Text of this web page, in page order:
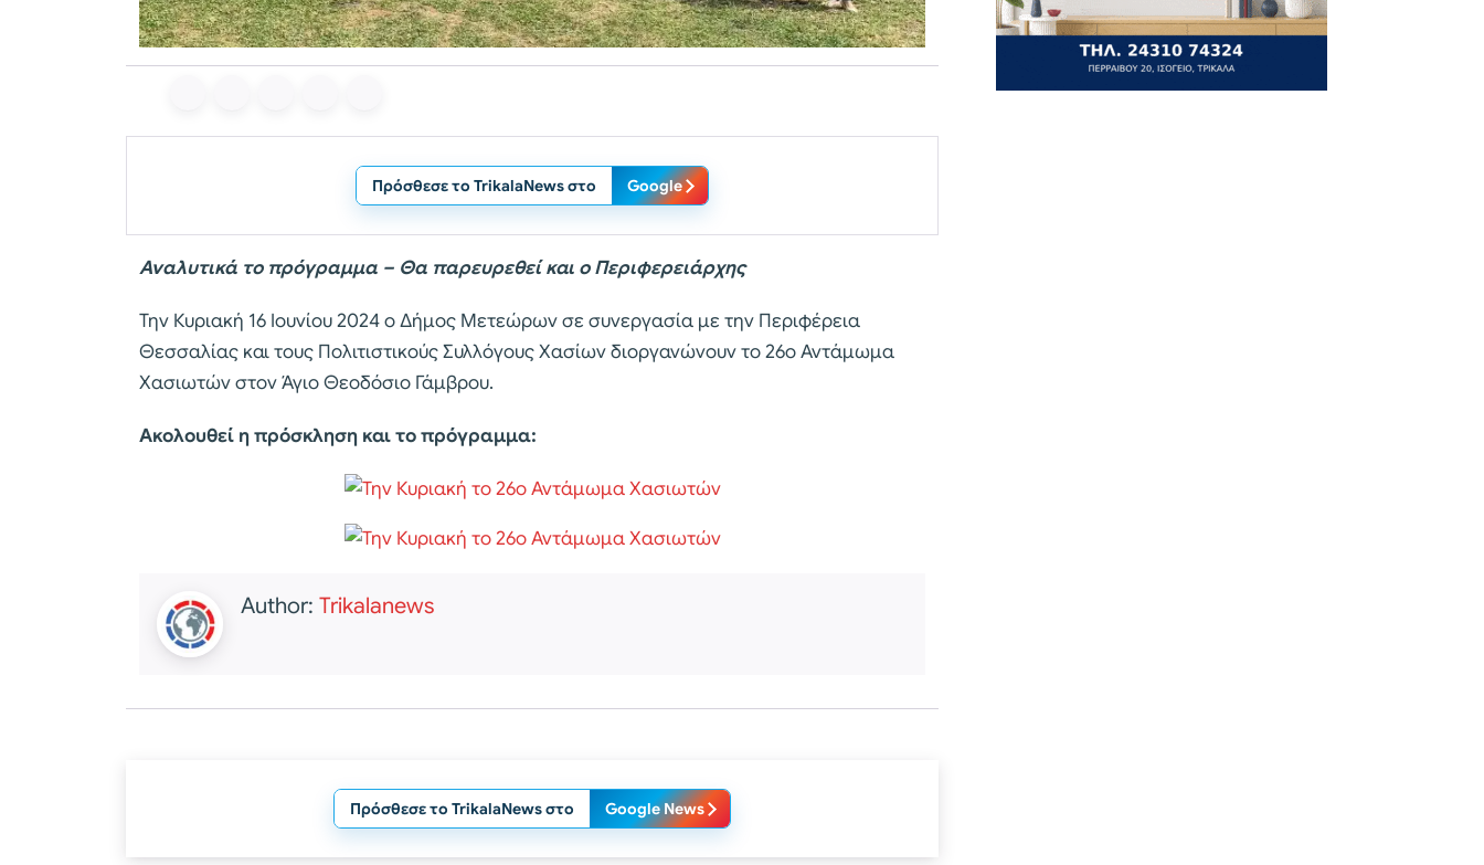
Πρόσθεσε το TrikalaNews στο Google
Αναλυτικά το πρόγραμμα – Θα παρευρεθεί και ο Περιφερειάρχης
Την Κυριακή 16 Ιουνίου 2024 ο Δήμος Μετεώρων σε συνεργασία με την Περιφέρεια
Θεσσαλίας και τους Πολιτιστικούς Συλλόγους Χασίων διοργανώνουν το 26ο Αντάμωμα
Χασιωτών στον Άγιο Θεοδόσιο Γάμβρου.
Ακολουθεί η πρόσκληση και το πρόγραμμα:
Author: Trikalanews
Πρόσθεσε το TrikalaNews στο Google News